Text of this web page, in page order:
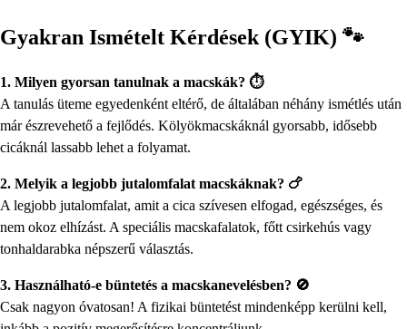
Gyakran Ismételt Kérdések (GYIK) 🐾
1. Milyen gyorsan tanulnak a macskák? ⏱️
A tanulás üteme egyedenként eltérő, de általában néhány ismétlés után
már észrevehető a fejlődés. Kölyökmacskáknál gyorsabb, idősebb
cicáknál lassabb lehet a folyamat.
2. Melyik a legjobb jutalomfalat macskáknak? 🍗
A legjobb jutalomfalat, amit a cica szívesen elfogad, egészséges, és
nem okoz elhízást. A speciális macskafalatok, főtt csirkehús vagy
tonhaldarabka népszerű választás.
3. Használható-e büntetés a macskanevelésben? 🚫
Csak nagyon óvatosan! A fizikai büntetést mindenképp kerülni kell,